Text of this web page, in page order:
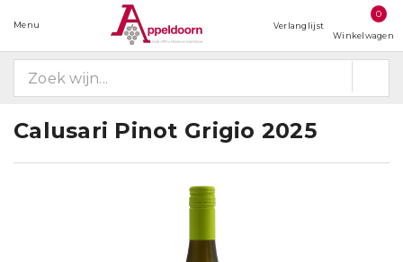
Menu Verlanglijst
0
Winkelwagen
Calusari Pinot Grigio 2025